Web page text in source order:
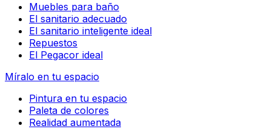
Muebles para baño
El sanitario adecuado
El sanitario inteligente ideal
Repuestos
El Pegacor ideal
Míralo en tu espacio
Pintura en tu espacio
Paleta de colores
Realidad aumentada